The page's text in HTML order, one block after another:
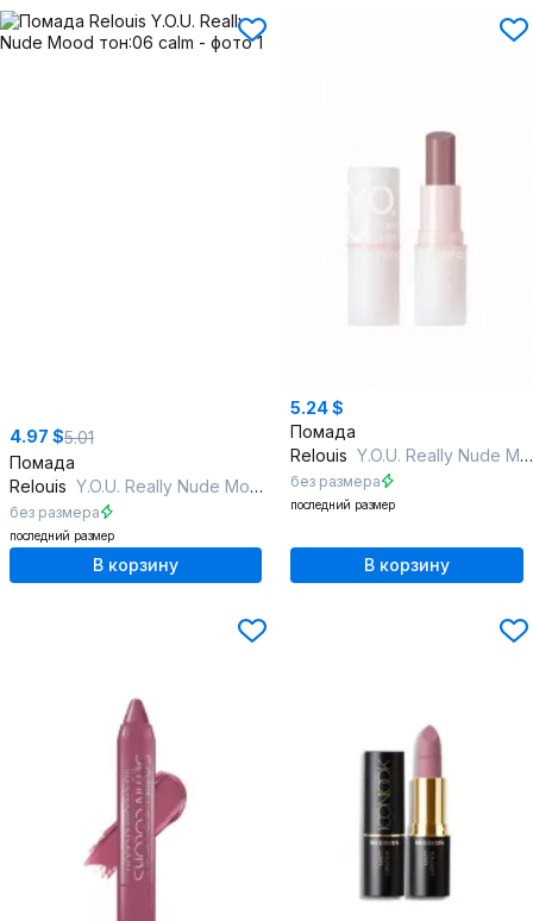
4.97 $5.01
Помада
Relouis Y.O.U. Really Nude Mood тон:06 calm
без размера
последний размер
В корзину
5.24 $
Помада
Relouis Y.O.U. Really Nude Mood тон:02 smiling
без размера
последний размер
В корзину